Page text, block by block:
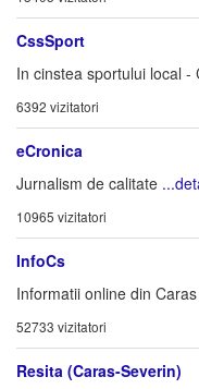
CssSport
In cinstea sportului local -
6392 vizitatori
eCronica
Jurnalism de calitate
10965 vizitatori
InfoCs
Informatii online din
52733 vizitatori
Resita (Caras-Severin)